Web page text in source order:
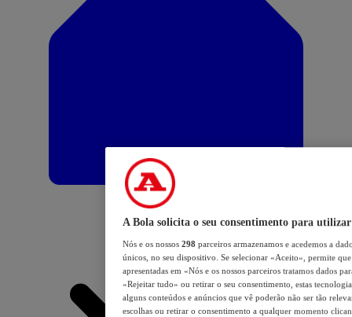
A Bola solicita o seu consentimento para utilizar
Nós e os nossos 298 parceiros armazenamos e acedemos a
únicos, no seu dispositivo. Se selecionar «Aceito», permite
apresentadas em «Nós e os nossos parceiros tratamos dados
«Rejeitar tudo» ou retirar o seu consentimento, estas
alguns conteúdos e anúncios que vê poderão não ser tão
escolhas ou retirar o consentimento a qualquer momento